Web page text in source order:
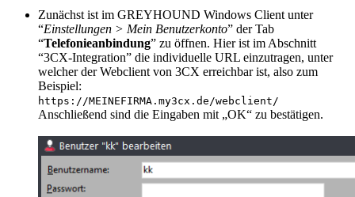
Zunächst ist im GREYHOUND Windows Client unter
“Einstellungen > Mein Benutzerkonto” der Tab
“Telefonieanbindung” zu öffnen. Hier ist im Abschnitt
“3CX-Integration” die individuelle URL einzutragen, unter
welcher der Webclient von 3CX erreichbar ist, also zum
Beispiel:
https://MEINEFIRMA.my3cx.de/webclient/
Anschließend sind die Eingaben mit „OK“ zu bestätigen.